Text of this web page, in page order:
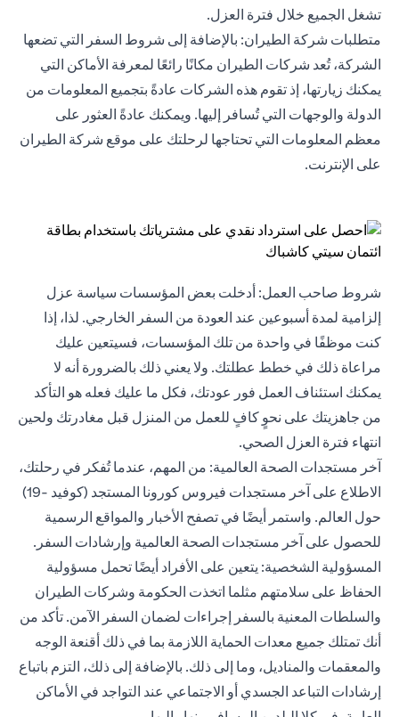
تشغل الجميع خلال فترة العزل.
متطلبات شركة الطيران: بالإضافة إلى شروط السفر التي تضعها
الشركة، تُعد شركات الطيران مكانًا رائعًا لمعرفة الأماكن التي
يمكنك زيارتها، إذ تقوم هذه الشركات عادةً بتجميع المعلومات من
الدولة والوجهات التي تُسافر إليها. ويمكنك عادةً العثور على
معظم المعلومات التي تحتاجها لرحلتك على موقع شركة الطيران
على الإنترنت.
شروط صاحب العمل: أدخلت بعض المؤسسات سياسة عزل
إلزامية لمدة أسبوعين عند العودة من السفر الخارجي. لذا، إذا
كنت موظفًا في واحدة من تلك المؤسسات، فسيتعين عليك
مراعاة ذلك في خطط عطلتك. ولا يعني ذلك بالضرورة أنه لا
يمكنك استئناف العمل فور عودتك، فكل ما عليك فعله هو التأكد
من جاهزيتك على نحوٍ كافٍ للعمل من المنزل قبل مغادرتك ولحين
انتهاء فترة العزل الصحي.
آخر مستجدات الصحة العالمية: من المهم، عندما تُفكر في رحلتك،
الاطلاع على آخر مستجدات فيروس كورونا المستجد (كوفيد -19)
حول العالم. واستمر أيضًا في تصفح الأخبار والمواقع الرسمية
للحصول على آخر مستجدات الصحة العالمية وإرشادات السفر.
المسؤولية الشخصية: يتعين على الأفراد أيضًا تحمل مسؤولية
الحفاظ على سلامتهم مثلما اتخذت الحكومة وشركات الطيران
والسلطات المعنية بالسفر إجراءات لضمان السفر الآمن. تأكد من
أنك تمتلك جميع معدات الحماية اللازمة بما في ذلك أقنعة الوجه
والمعقمات والمناديل، وما إلى ذلك. بالإضافة إلى ذلك، التزم باتباع
إرشادات التباعد الجسدي أو الاجتماعي عند التواجد في الأماكن